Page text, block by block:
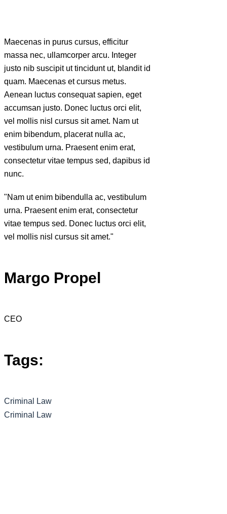
Maecenas in purus cursus, efficitur
massa nec, ullamcorper arcu. Integer
justo nib suscipit ut tincidunt ut, blandit id
quam. Maecenas et cursus metus.
Aenean luctus consequat sapien, eget
accumsan justo. Donec luctus orci elit,
vel mollis nisl cursus sit amet. Nam ut
enim bibendum, placerat nulla ac,
vestibulum urna. Praesent enim erat,
consectetur vitae tempus sed, dapibus id
nunc.
"Nam ut enim bibendulla ac, vestibulum
urna. Praesent enim erat, consectetur
vitae tempus sed. Donec luctus orci elit,
vel mollis nisl cursus sit amet."
Margo Propel
CEO
Tags:
Criminal Law
Criminal Law